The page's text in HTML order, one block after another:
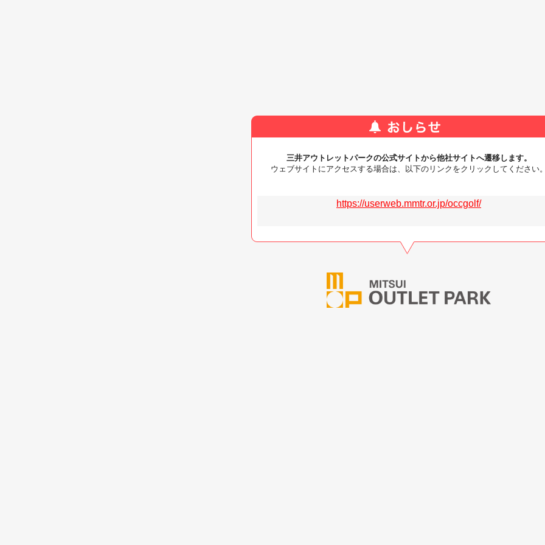
三井アウトレットパークの公式サイトから他社サイトへ遷移します。
ウェブサイトにアクセスする場合は、以下のリンクをクリックしてください
https://userweb.mmtr.or.jp/occgolf/